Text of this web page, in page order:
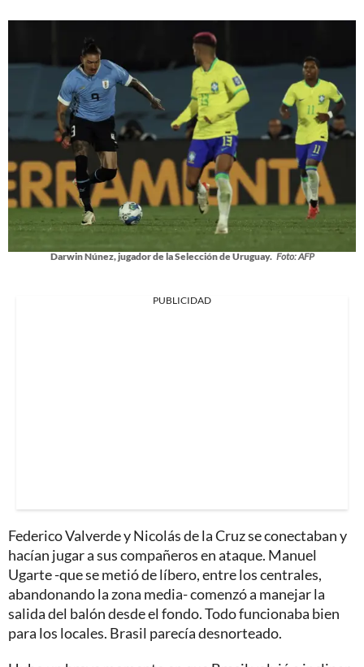
Darwin Núnez, jugador de la Selección de Uruguay. Foto: AFP
PUBLICIDAD
Federico Valverde y Nicolás de la Cruz se conectaban y
hacían jugar a sus compañeros en ataque. Manuel
Ugarte -que se metió de líbero, entre los centrales,
abandonando la zona media- comenzó a manejar la
salida del balón desde el fondo. Todo funcionaba bien
para los locales. Brasil parecía desnorteado.